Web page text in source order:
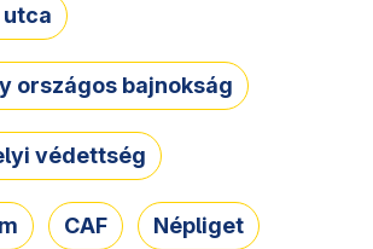
utca
országos bajnokság
védettség
CAF Népliget